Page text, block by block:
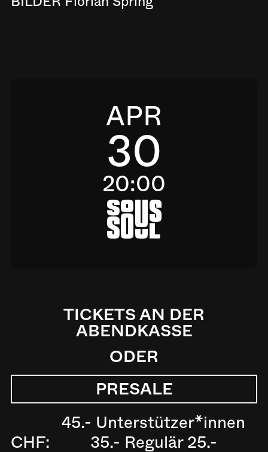
APR
30
20:00
a
TICKETS AN DER
ABENDKASSE
ODER
PRESALE
CHF:
45.- Unterstützer*innen
35.- Regulär 25.-